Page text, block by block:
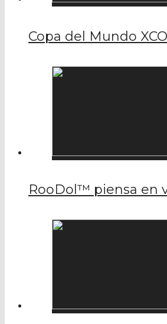
Copa del Mundo
RooDol™ piensa en